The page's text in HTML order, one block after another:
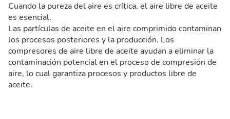
Cuando la pureza del aire es crítica, el aire libre de aceite
es esencial.
Las partículas de aceite en el aire comprimido contaminan
los procesos posteriores y la producción. Los
compresores de aire libre de aceite ayudan a eliminar la
contaminación potencial en el proceso de compresión de
aire, lo cual garantiza procesos y productos libre de
aceite.